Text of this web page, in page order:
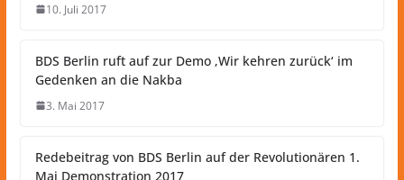
10. Juli 2017
BDS Berlin ruft auf zur Demo ‚Wir kehren zurück‘ im
Gedenken an die Nakba
3. Mai 2017
Redebeitrag von BDS Berlin auf der Revolutionären 1.
Mai Demonstration 2017